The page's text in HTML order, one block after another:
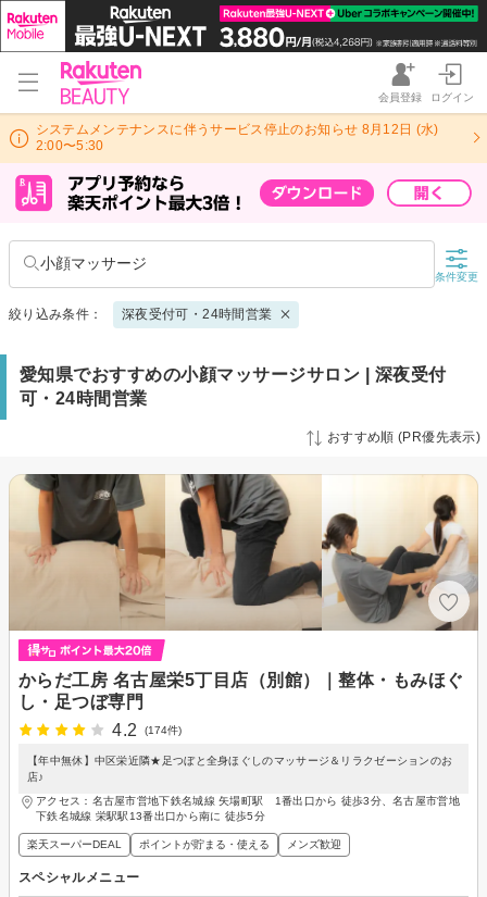
会員登録 ログイン
システムメンテナンスに伴うサービス停止のお知らせ 8月12日 (水)
2:00〜5:30
小顔マッサージ
条件変更
絞り込み条件： 深夜受付可・24時間営業
愛知県でおすすめの小顔マッサージサロン | 深夜受付
可・24時間営業
おすすめ順 (PR優先表示)
からだ工房 名古屋栄5丁目店（別館）｜整体・もみほぐ
し・足つぼ専門
4.2
(174件)
【年中無休】中区栄近隣★足つぼと全身ほぐしのマッサージ＆リラクゼーションのお
店♪
アクセス：名古屋市営地下鉄名城線 矢場町駅 1番出口から 徒歩3分、名古屋市営地
下鉄名城線 栄駅駅13番出口から南に 徒歩5分
楽天スーパーDEAL ポイントが貯まる・使える メンズ歓迎
スペシャルメニュー